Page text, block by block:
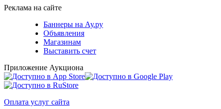
Реклама на сайте
Баннеры на Ау.ру
Объявления
Магазинам
Выставить счет
Приложение Аукциона
Оплата услуг сайта